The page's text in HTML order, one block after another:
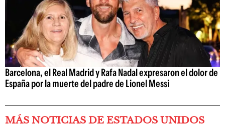
Barcelona, el Real Madrid y Rafa Nadal expresaron el dolor de
España por la muerte del padre de Lionel Messi
MÁS NOTICIAS DE ESTADOS UNIDOS